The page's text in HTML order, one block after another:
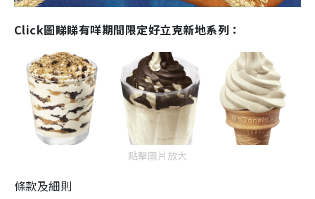
Click圖睇睇有咩期間限定好立克新地系列：
點擊圖片放大
條款及細則